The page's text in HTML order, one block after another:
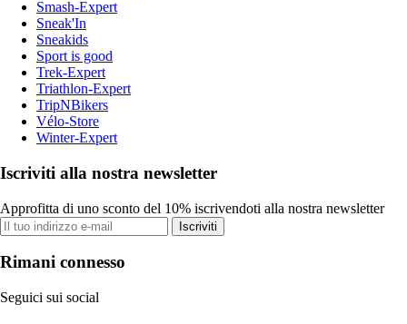
Smash-Expert
Sneak'In
Sneakids
Sport is good
Trek-Expert
Triathlon-Expert
TripNBikers
Vélo-Store
Winter-Expert
Iscriviti alla nostra newsletter
Approfitta di uno sconto del 10% iscrivendoti alla nostra newsletter
Iscriviti
Rimani connesso
Seguici sui social